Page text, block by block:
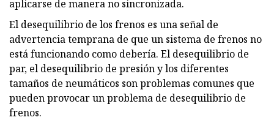
aplicarse de manera no sincronizada.
El desequilibrio de los frenos es una señal de
advertencia temprana de que un sistema de frenos no
está funcionando como debería. El desequilibrio de
par, el desequilibrio de presión y los diferentes
tamaños de neumáticos son problemas comunes que
pueden provocar un problema de desequilibrio de
frenos.